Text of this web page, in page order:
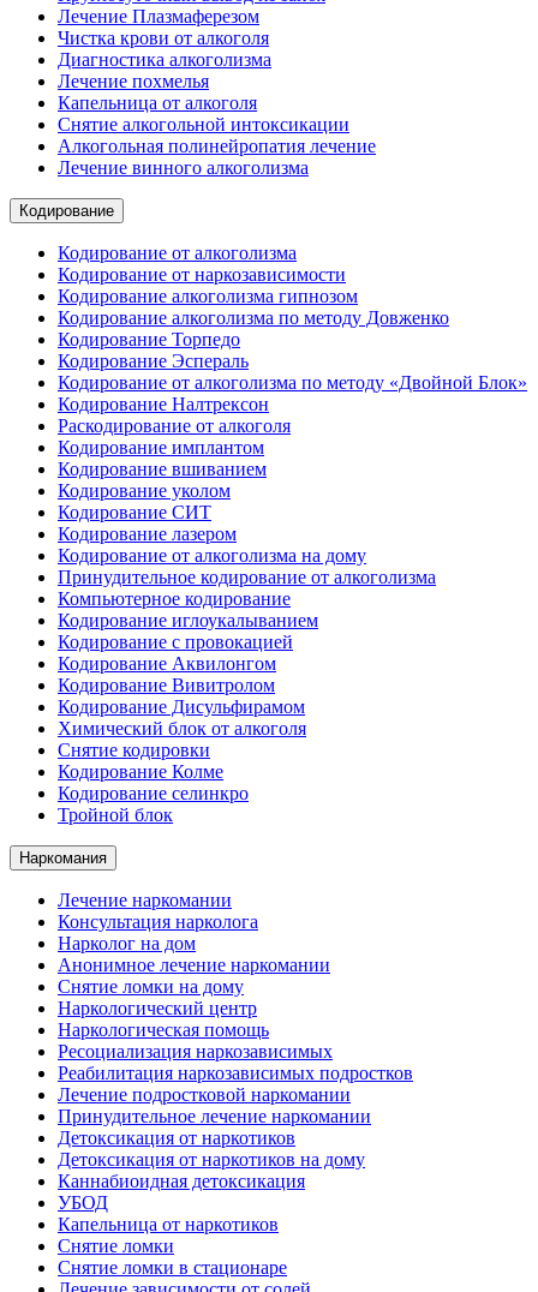
Лечение Плазмаферезом
Чистка крови от алкоголя
Диагностика алкоголизма
Лечение похмелья
Капельница от алкоголя
Снятие алкогольной интоксикации
Алкогольная полинейропатия лечение
Лечение винного алкоголизма
Кодирование
Кодирование от алкоголизма
Кодирование от наркозависимости
Кодирование алкоголизма гипнозом
Кодирование алкоголизма по методу Довженко
Кодирование Торпедо
Кодирование Эспераль
Кодирование от алкоголизма по методу «Двойной Блок»
Кодирование Налтрексон
Раскодирование от алкоголя
Кодирование имплантом
Кодирование вшиванием
Кодирование уколом
Кодирование СИТ
Кодирование лазером
Кодирование от алкоголизма на дому
Принудительное кодирование от алкоголизма
Компьютерное кодирование
Кодирование иглоукалыванием
Кодирование с провокацией
Кодирование Аквилонгом
Кодирование Вивитролом
Кодирование Дисульфирамом
Химический блок от алкоголя
Снятие кодировки
Кодирование Колме
Кодирование селинкро
Тройной блок
Наркомания
Лечение наркомании
Консультация нарколога
Нарколог на дом
Анонимное лечение наркомании
Снятие ломки на дому
Наркологический центр
Наркологическая помощь
Ресоциализация наркозависимых
Реабилитация наркозависимых подростков
Лечение подростковой наркомании
Принудительное лечение наркомании
Детоксикация от наркотиков
Детоксикация от наркотиков на дому
Каннабиоидная детоксикация
УБОД
Капельница от наркотиков
Снятие ломки
Снятие ломки в стационаре